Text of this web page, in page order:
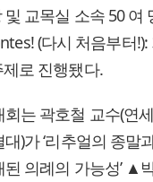
교목실 소속 50 여
(다시 처음부터
제로 진행됐다.
는 곽호철 교수(연
)가 ‘리추얼의 종말
의례의 가능성’ ▲